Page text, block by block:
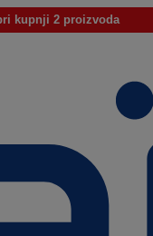
kupnji 2 proizvoda